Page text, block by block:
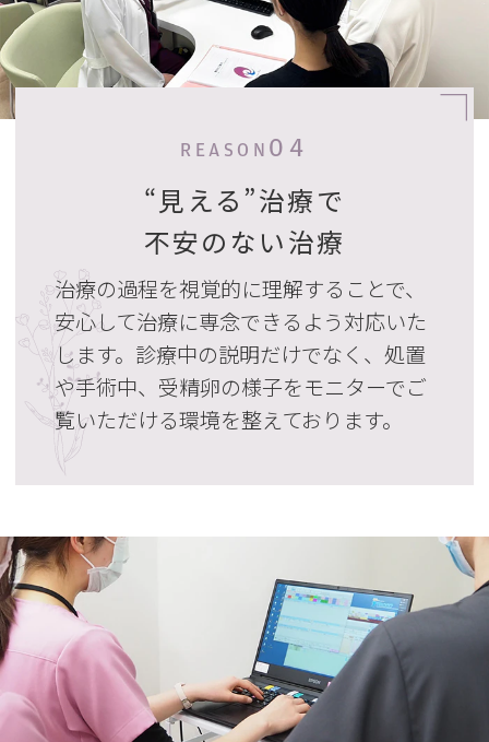
REASON 04
“見える”治療で
不安のない治療
治療の過程を視覚的に理解することで、
安心して治療に専念できるよう対応いた
します。診療中の説明だけでなく、処置
や手術中、受精卵の様子をモニターでご
覧いただける環境を整えております。